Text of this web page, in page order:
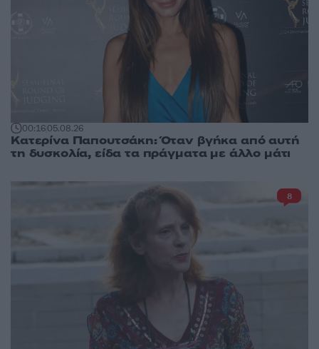
00:1605.08.26
Κατερίνα Παπουτσάκη: Όταν βγήκα από αυτή
τη δυσκολία, είδα τα πράγματα με άλλο μάτι
8